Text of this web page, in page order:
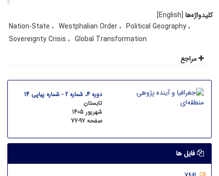
کلیدواژه‌ها [English]
Nation-State
Westphalian Order
Political Geography
Sovereignty Crisis
Global Transformation
مراجع
دوره 4، شماره 2 - شماره پیاپی 14
تابستان
شهریور 1405
صفحه 77-97
فایل ها